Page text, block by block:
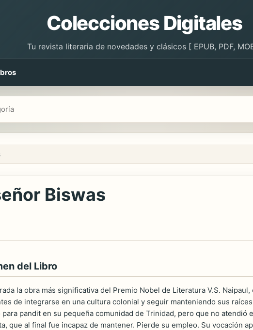
Colecciones Digitales
Tu revista literaria de novedades y clásicos [ EPUB, PDF,
Biswas
del Libro
la obra más significativa del Premio Nobel de Literatura V.S.
de integrarse en una cultura colonial y seguir manteniendo sus
para pandit en su pequeña comunidad de Trinidad, pero que no atendió
que al final fue incapaz de mantener. Pierde su empleo. Su vocación